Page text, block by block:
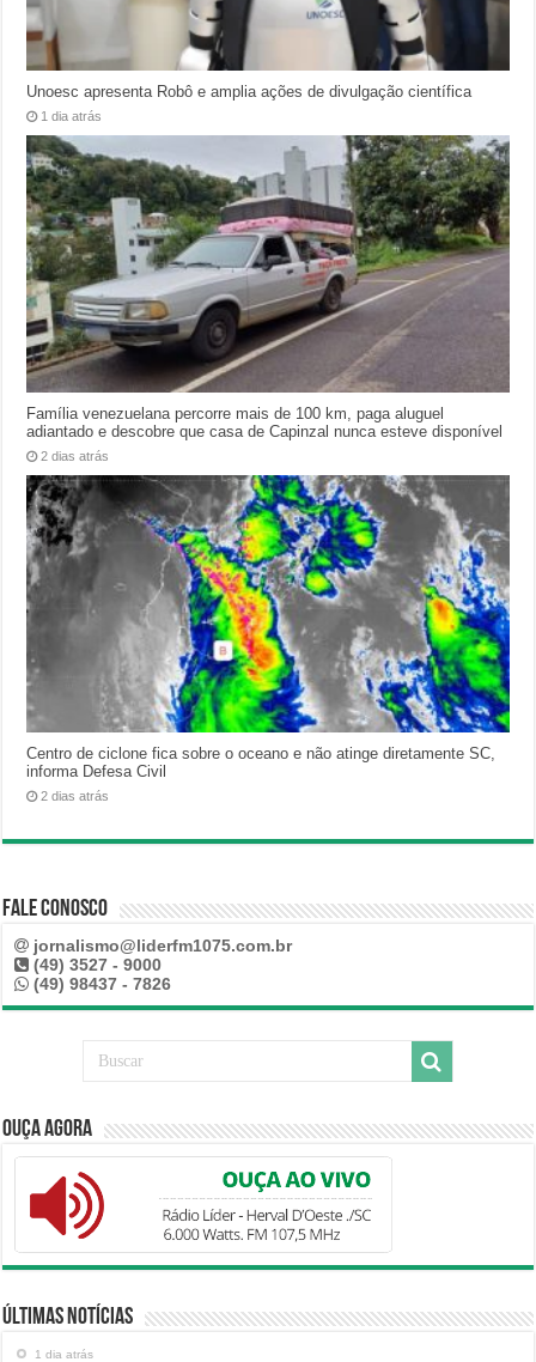
Unoesc apresenta Robô e amplia ações de divulgação científica
1 dia atrás
Família venezuelana percorre mais de 100 km, paga aluguel
adiantado e descobre que casa de Capinzal nunca esteve disponível
2 dias atrás
Centro de ciclone fica sobre o oceano e não atinge diretamente SC,
informa Defesa Civil
2 dias atrás
Fale Conosco
jornalismo@liderfm1075.com.br
(49) 3527 - 9000
(49) 98437 - 7826
Ouça Agora
Últimas Notícias
1 dia atrás